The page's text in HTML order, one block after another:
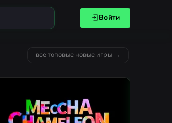
Войти
все топовые новые игры →